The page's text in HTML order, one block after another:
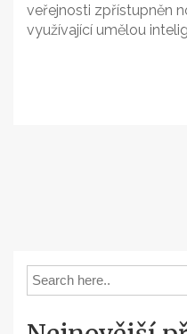
veřejnosti zpřístupněn
využívající umělou